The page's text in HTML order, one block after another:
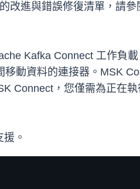
改進與錯誤修復清單，請參
Kafka Connect 工作負
動資料的連接器。MSK
Connect，您僅需為正在
。